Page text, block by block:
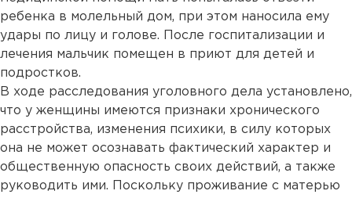
ребенка в молельный дом, при этом наносила ему
удары по лицу и голове. После госпитализации и
лечения мальчик помещен в приют для детей и
подростков.
В ходе расследования уголовного дела установлено,
что у женщины имеются признаки хронического
расстройства, изменения психики, в силу которых
она не может осознавать фактический характер и
общественную опасность своих действий, а также
руководить ими. Поскольку проживание с матерью